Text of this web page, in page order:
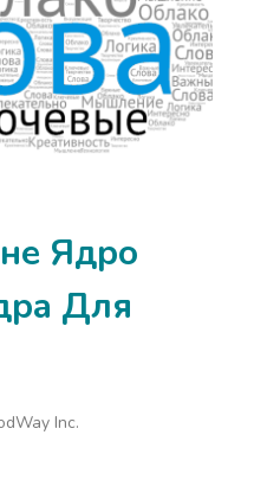
Ядро
Для
Inc.